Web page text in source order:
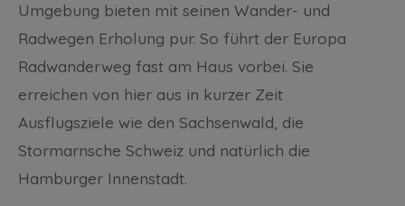
Umgebung bieten mit seinen Wander- und
Radwegen Erholung pur. So führt der Europa
Radwanderweg fast am Haus vorbei. Sie
erreichen von hier aus in kurzer Zeit
Ausflugsziele wie den Sachsenwald, die
Stormarnsche Schweiz und natürlich die
Hamburger Innenstadt.